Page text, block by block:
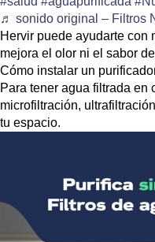
♬ sonido original – Filtros
Hervir puede ayudarte con
mejora el olor ni el sabor
Cómo instalar un
Para tener agua filtrada en
microfiltración,
tu espacio.